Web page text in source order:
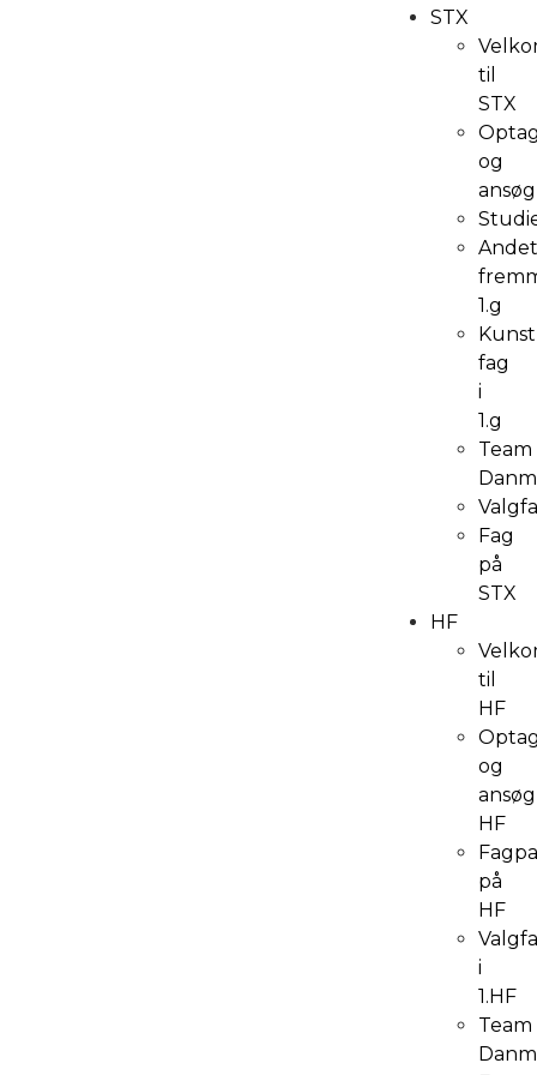
STX
til
STX
og
1.g
fag
i
1.g
Team
Fag
på
STX
HF
til
HF
og
HF
på
HF
i
1.HF
Team